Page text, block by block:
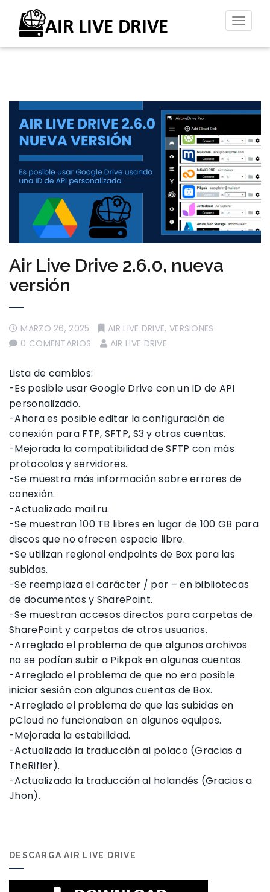
Air Live Drive 2.6.0, nueva
versión
MARZO 26, 2025 AIR LIVE DRIVE, VERSIONES
0 COMENTARIOS
AIR LIVE DRIVE
Lista de cambios:
-Es posible usar Google Drive con un ID de API
personalizado.
-Ahora es posible editar la configuración de
conexión para FTP, SFTP, S3 y otras cuentas.
-Mejorada la compatibilidad de SFTP con más
protocolos y servidores.
-Se muestra más información sobre errores de
conexión.
-Actualizado mail.ru.
-Se muestran 100 TB libres en lugar de 100 GB para
discos que no ofrecen espacio libre.
-Se utilizan regional endpoints de Box para las
subidas.
-Se reemplaza el carácter / por – en bibliotecas
de documentos y SharePoint.
-Se muestran accesos directos para carpetas de
SharePoint y carpetas de otros usuarios.
-Arreglado el problema de que algunos archivos
no se podían subir a Pikpak en algunas cuentas.
-Arreglado el problema de que no era posible
iniciar sesión con algunas cuentas de Box.
-Arreglado el problema de que las subidas en
pCloud no funcionaban en algunos equipos.
-Mejorada la estabilidad.
-Actualizada la traducción al polaco (Gracias a
TheRifler).
-Actualizada la traducción al holandés (Gracias a
Jhon).
DESCARGA AIR LIVE DRIVE